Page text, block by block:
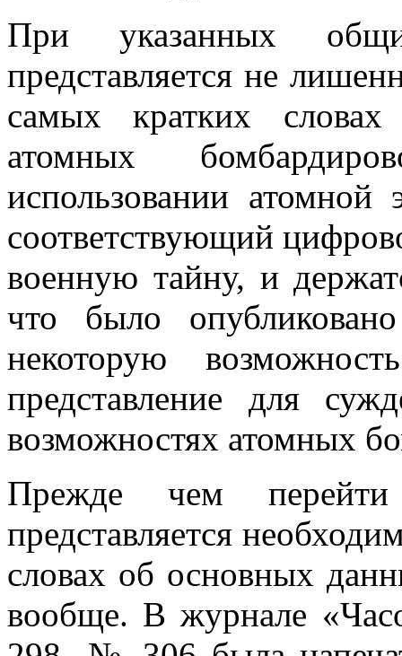
При указанных
представляется не
самых кратких словах
атомных
использовании
соответствующий
военную тайну, и
что было
некоторую
представление для
возможностях атомных
Прежде чем перейти
представляется
словах об основных
вообще. В журнале